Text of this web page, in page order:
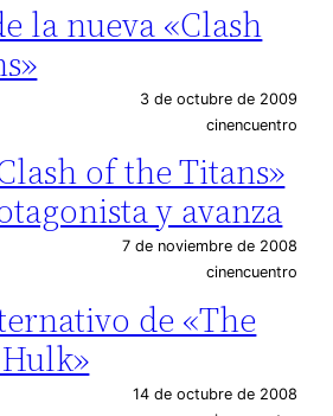
la nueva «Clash
3 de octubre de 2009
cinencuentro
of the Titans»
y avanza
7 de noviembre de 2008
cinencuentro
de «The
14 de octubre de 2008